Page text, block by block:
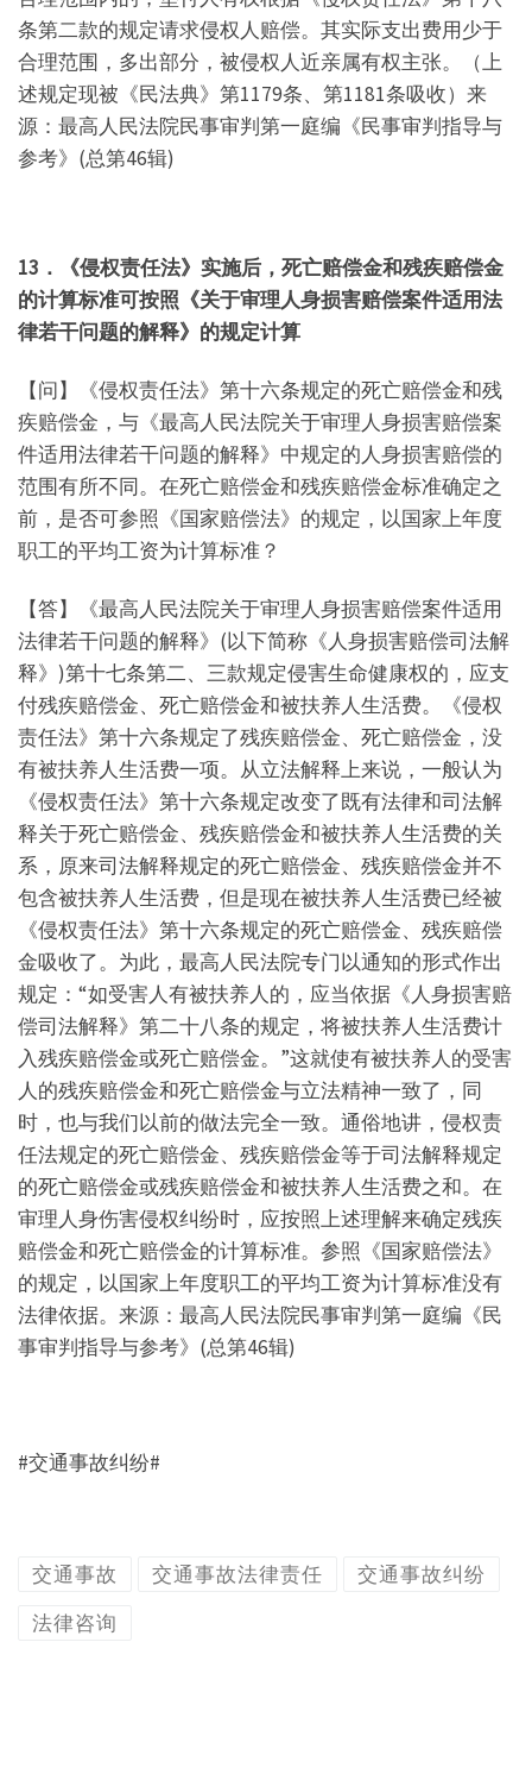
条第二款的规定请求侵权人赔偿。其实际支出费用少于
合理范围，多出部分，被侵权人近亲属有权主张。（上
述规定现被《民法典》第1179条、第1181条吸收）来
源：最高人民法院民事审判第一庭编《民事审判指导与
参考》(总第46辑)
13．《侵权责任法》实施后，死亡赔偿金和残疾赔偿金
的计算标准可按照《关于审理人身损害赔偿案件适用法
律若干问题的解释》的规定计算
【问】《侵权责任法》第十六条规定的死亡赔偿金和残
疾赔偿金，与《最高人民法院关于审理人身损害赔偿案
件适用法律若干问题的解释》中规定的人身损害赔偿的
范围有所不同。在死亡赔偿金和残疾赔偿金标准确定之
前，是否可参照《国家赔偿法》的规定，以国家上年度
职工的平均工资为计算标准？
【答】《最高人民法院关于审理人身损害赔偿案件适用
法律若干问题的解释》(以下简称《人身损害赔偿司法解
释》)第十七条第二、三款规定侵害生命健康权的，应支
付残疾赔偿金、死亡赔偿金和被扶养人生活费。《侵权
责任法》第十六条规定了残疾赔偿金、死亡赔偿金，没
有被扶养人生活费一项。从立法解释上来说，一般认为
《侵权责任法》第十六条规定改变了既有法律和司法解
释关于死亡赔偿金、残疾赔偿金和被扶养人生活费的关
系，原来司法解释规定的死亡赔偿金、残疾赔偿金并不
包含被扶养人生活费，但是现在被扶养人生活费已经被
《侵权责任法》第十六条规定的死亡赔偿金、残疾赔偿
金吸收了。为此，最高人民法院专门以通知的形式作出
规定：“如受害人有被扶养人的，应当依据《人身损害赔
偿司法解释》第二十八条的规定，将被扶养人生活费计
入残疾赔偿金或死亡赔偿金。”这就使有被扶养人的受害
人的残疾赔偿金和死亡赔偿金与立法精神一致了，同
时，也与我们以前的做法完全一致。通俗地讲，侵权责
任法规定的死亡赔偿金、残疾赔偿金等于司法解释规定
的死亡赔偿金或残疾赔偿金和被扶养人生活费之和。在
审理人身伤害侵权纠纷时，应按照上述理解来确定残疾
赔偿金和死亡赔偿金的计算标准。参照《国家赔偿法》
的规定，以国家上年度职工的平均工资为计算标准没有
法律依据。来源：最高人民法院民事审判第一庭编《民
事审判指导与参考》(总第46辑)
#交通事故纠纷#
交通事故 交通事故法律责任 交通事故纠纷
法律咨询